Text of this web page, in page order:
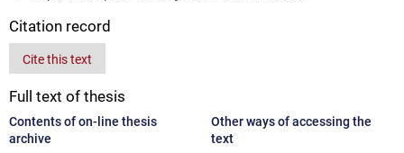
Citation record
Cite this text
Full text of thesis
Contents of on-line thesis
archive
Other ways of accessing the
text